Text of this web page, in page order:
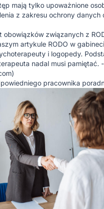
mają tylko upoważnione
z zakresu ochrony danych
obowiązków związanych z
artykule RODO w
i logopedy.
nadal musi pamiętać. -
)
pracownika